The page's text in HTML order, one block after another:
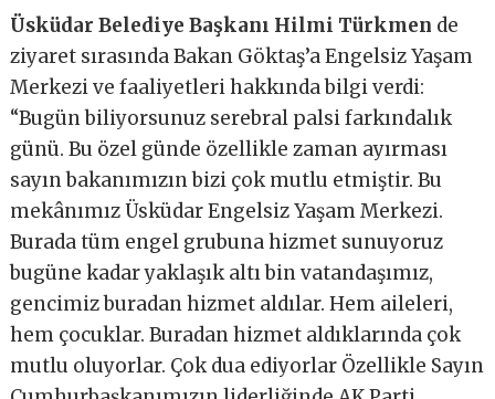
Üsküdar Belediye Başkanı Hilmi Türkmen de
ziyaret sırasında Bakan Göktaş’a Engelsiz Yaşam
Merkezi ve faaliyetleri hakkında bilgi verdi:
“Bugün biliyorsunuz serebral palsi farkındalık
günü. Bu özel günde özellikle zaman ayırması
sayın bakanımızın bizi çok mutlu etmiştir. Bu
mekânımız Üsküdar Engelsiz Yaşam Merkezi.
Burada tüm engel grubuna hizmet sunuyoruz
bugüne kadar yaklaşık altı bin vatandaşımız,
gencimiz buradan hizmet aldılar. Hem aileleri,
hem çocuklar. Buradan hizmet aldıklarında çok
mutlu oluyorlar. Çok dua ediyorlar Özellikle Sayın